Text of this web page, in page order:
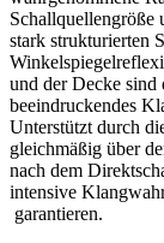
Schallquellengröße
stark strukturierten
und der Decke sind
beeindruckendes
Unterstützt durch
gleichmäßig über
nach dem
intensive
garantieren.